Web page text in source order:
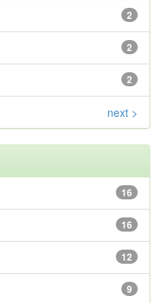
2
2
2
next >
16
16
12
9